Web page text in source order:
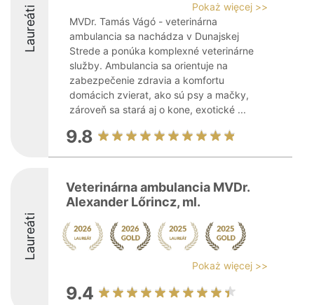
Laureáti
Pokaż więcej >>
MVDr. Tamás Vágó - veterinárna
ambulancia sa nachádza v Dunajskej
Strede a ponúka komplexné veterinárne
služby. Ambulancia sa orientuje na
zabezpečenie zdravia a komfortu
domácich zvierat, ako sú psy a mačky,
zároveň sa stará aj o kone, exotické ...
9.8
Laureáti
Veterinárna ambulancia MVDr.
Alexander Lőrincz, ml.
Pokaż więcej >>
9.4